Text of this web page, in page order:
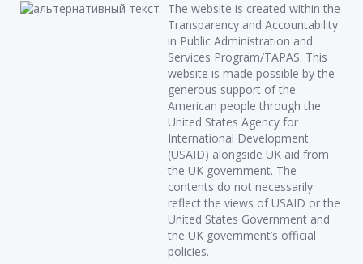
The website is created within the
Transparency and Accountability
in Public Administration and
Services Program/TAPAS. This
website is made possible by the
generous support of the
American people through the
United States Agency for
International Development
(USAID) alongside UK aid from
the UK government. The
contents do not necessarily
reflect the views of USAID or the
United States Government and
the UK government’s official
policies.